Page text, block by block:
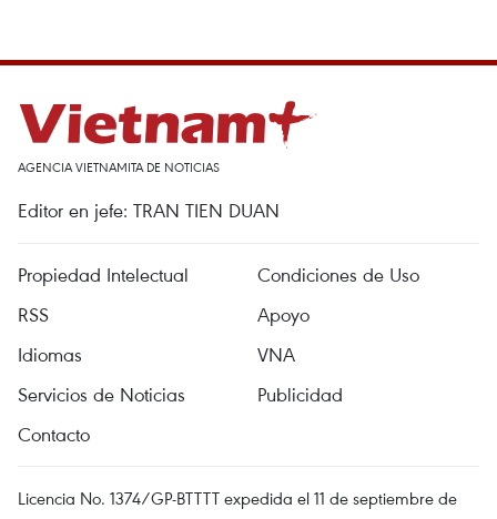
AGENCIA VIETNAMITA DE NOTICIAS
Editor en jefe: TRAN TIEN DUAN
Propiedad Intelectual
Condiciones de Uso
RSS
Apoyo
Idiomas
VNA
Servicios de Noticias
Publicidad
Contacto
Licencia No. 1374/GP-BTTTT expedida el 11 de septiembre de